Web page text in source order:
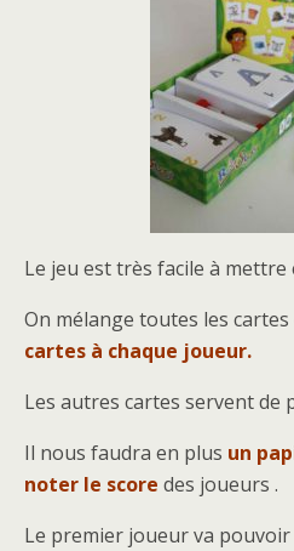
Le jeu est très facile à mettre
On mélange toutes les
cartes à chaque joueur.
Les autres cartes servent de
Il nous faudra en plus un
noter le score des joueurs .
Le premier joueur va